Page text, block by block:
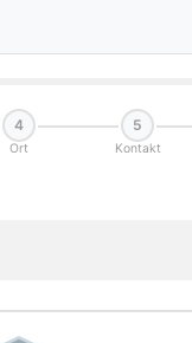
4
Ort
5
Kontakt